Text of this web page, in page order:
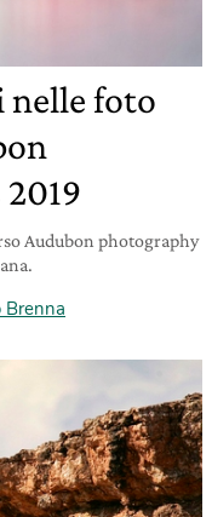
nelle foto
Audubon photography
Brenna